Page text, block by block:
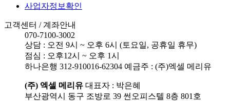
사업자정보확인
고객센터 / 계좌안내
070-7100-3002
상담 : 오전 9시 ~ 오후 6시 (토요일, 공휴일 휴무)
점심 : 오후12시 ~ 오후 1시
하나은행 312-910016-62304 예금주 : (주)엑셀 메리유
(주) 엑셀 메리유 대표자 : 박은혜
부산광역시 동구 조방로 39 썬오피스텔 8층 801호